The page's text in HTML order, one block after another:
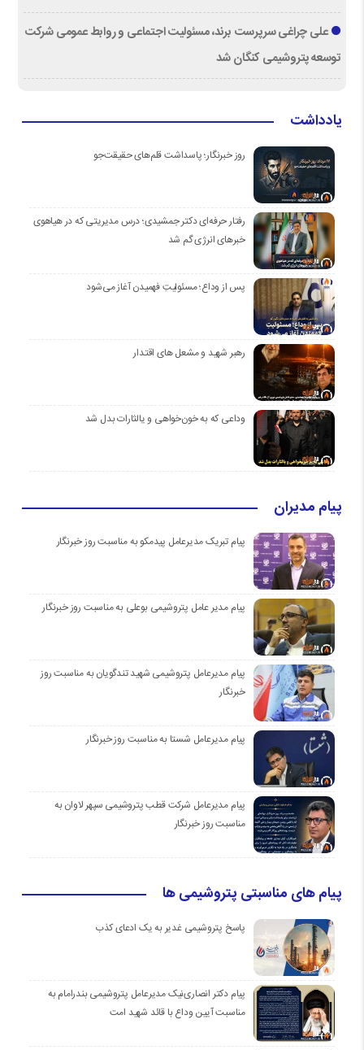
علی چراغی سرپرست برند، مسئولیت اجتماعی و روابط عمومی شرکت
توسعه پتروشیمی کنگان شد
یادداشت
روز خبرنگار؛ پاسداشت قلم‌های حقیقت‌جو
رفتار حرفه‌ای دکتر جمشیدی؛ درس مدیریتی که در هیاهوی
خبرهای انرژی گم شد
پس از وداع؛ مسئولیتِ فهمیدن آغاز می‌شود
رهبر شهید و مشعل های اقتدار
وداعی که به خون‌خواهی و یالثارات بدل شد
پیام مدیران
پیام تبریک مدیرعامل پیدمکو به مناسبت روز خبرنگار
پیام مدیر عامل پتروشیمی بوعلی به مناسبت روز خبرنگار
پیام مدیرعامل پتروشیمی شهید تندگویان به مناسبت روز
خبرنگار
پیام مدیرعامل شستا به مناسبت روز خبرنگار
پیام مدیرعامل شرکت قطب پتروشیمی سپهر لاوان به
مناسبت روز خبرنگار
پیام های مناسبتی پتروشیمی ها
پاسخ پتروشیمی غدیر به یک ادعای کذب
پیام دکتر انصاری‌نیک مدیرعامل پتروشیمی بندرامام به
مناسبت آیین وداع با قائد شهید امت